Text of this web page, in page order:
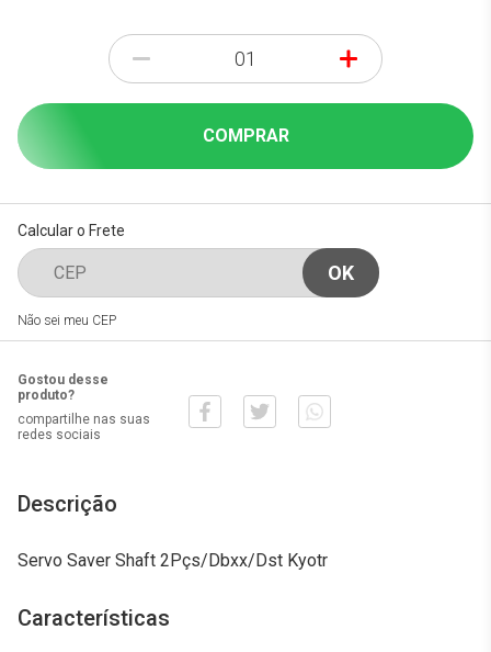
- +
COMPRAR
Calcular o Frete
Não sei meu CEP
Gostou desse
produto?
compartilhe nas suas
redes sociais
Descrição
Servo Saver Shaft 2Pçs/Dbxx/Dst Kyotr
Características